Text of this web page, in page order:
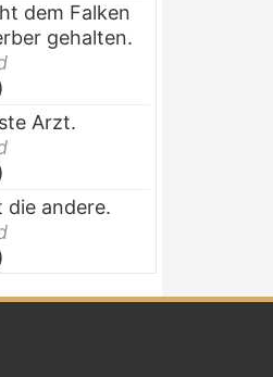
dem Falken
gehalten.
Arzt.
die andere.